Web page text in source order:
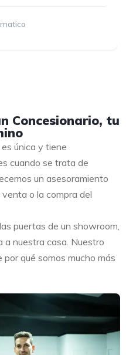
Concesionario, tu
única y tiene
cuando se trata de
un asesoramiento
o la compra del
puertas de un showroom,
a nuestra casa. Nuestro
qué somos mucho más